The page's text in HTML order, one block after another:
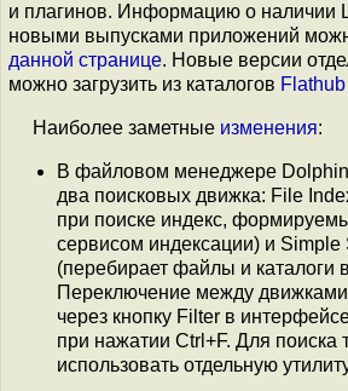
и плагинов. Информацию о наличии
новыми выпусками приложений
данной странице. Новые версии
можно загрузить из каталогов Flathub
Наиболее заметные изменения:
В файловом менеджере
два поисковых движка: File
при поиске индекс,
сервисом индексации) и Simple
(перебирает файлы и каталоги
Переключение между движками
через кнопку Filter в
при нажатии Ctrl+F. Для поиска
использовать отдельную